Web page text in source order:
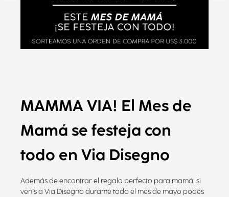
MAMMA VIA! El Mes de
Mamá se festeja con
todo en Via Disegno
Además de encontrar el regalo perfecto para mamá, si
venís a Via Disegno durante todo el mes de mayo podés